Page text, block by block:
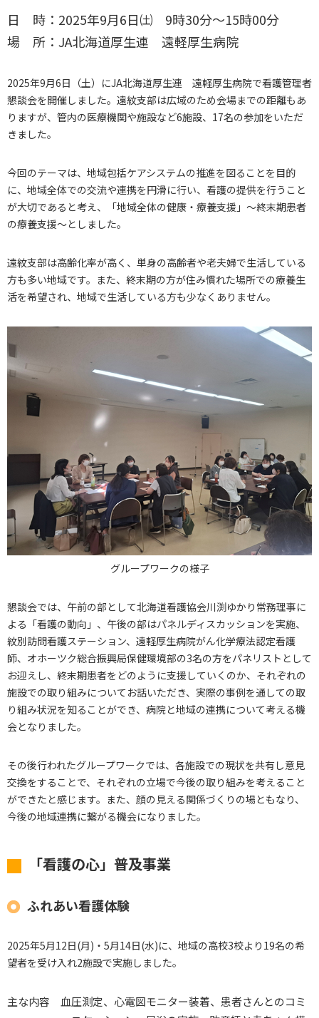
日 時：2025年9月6日㈯ 9時30分～15時00分
場 所：JA北海道厚生連 遠軽厚生病院
2025年9月6日（土）にJA北海道厚生連 遠軽厚生病院で看護管理者
懇談会を開催しました。遠紋支部は広域のため会場までの距離もあ
りますが、管内の医療機関や施設など6施設、17名の参加をいただ
きました。
今回のテーマは、地域包括ケアシステムの推進を図ることを目的
に、地域全体での交流や連携を円滑に行い、看護の提供を行うこと
が大切であると考え、「地域全体の健康・療養支援」～終末期患者
の療養支援～としました。
遠紋支部は高齢化率が高く、単身の高齢者や老夫婦で生活している
方も多い地域です。また、終末期の方が住み慣れた場所での療養生
活を希望され、地域で生活している方も少なくありません。
グループワークの様子
懇談会では、午前の部として北海道看護協会川渕ゆかり常務理事に
よる「看護の動向」、午後の部はパネルディスカッションを実施、
紋別訪問看護ステーション、遠軽厚生病院がん化学療法認定看護
師、オホーツク総合振興局保健環境部の3名の方をパネリストとして
お迎えし、終末期患者をどのように支援していくのか、それぞれの
施設での取り組みについてお話いただき、実際の事例を通しての取
り組み状況を知ることができ、病院と地域の連携について考える機
会となりました。
その後行われたグループワークでは、各施設での現状を共有し意見
交換をすることで、それぞれの立場で今後の取り組みを考えること
ができたと感じます。また、顔の見える関係づくりの場ともなり、
今後の地域連携に繋がる機会になりました。
「看護の心」普及事業
ふれあい看護体験
2025年5月12日(月)・5月14日(水)に、地域の高校3校より19名の希
望者を受け入れ2施設で実施しました。
主な内容
血圧測定、心電図モニター装着、患者さんとのコミ